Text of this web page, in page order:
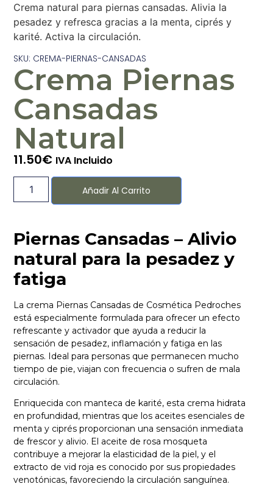
SKU: CREMA-PIERNAS-CANSADAS
Crema Piernas
Cansadas
Natural
11.50€ IVA Incluido
Añadir Al Carrito
Piernas Cansadas – Alivio
natural para la pesadez y
fatiga
La crema Piernas Cansadas de Cosmética Pedroches
está especialmente formulada para ofrecer un efecto
refrescante y activador que ayuda a reducir la
sensación de pesadez, inflamación y fatiga en las
piernas. Ideal para personas que permanecen mucho
tiempo de pie, viajan con frecuencia o sufren de mala
circulación.
Enriquecida con manteca de karité, esta crema hidrata
en profundidad, mientras que los aceites esenciales de
menta y ciprés proporcionan una sensación inmediata
de frescor y alivio. El aceite de rosa mosqueta
contribuye a mejorar la elasticidad de la piel, y el
extracto de vid roja es conocido por sus propiedades
venotónicas, favoreciendo la circulación sanguínea.
Crema natural para piernas cansadas. Alivia la
pesadez y refresca gracias a la menta, ciprés y
karité. Activa la circulación.